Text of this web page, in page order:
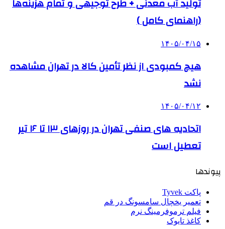
تولید آب معدنی + طرح توجیهی و تمام هزینه‌ها
(راهنمای کامل )
۱۴۰۵/۰۴/۱۵
هیچ کمبودی از نظر تأمین کالا در تهران مشاهده
نشد
۱۴۰۵/۰۴/۱۲
اتحادیه های صنفی تهران در روزهای ۱۳ تا ۱۶ تیر
تعطیل است
پیوندها
پاکت Tyvek
تعمیر یخچال سامسونگ در قم
فیلم ترموفرمینگ نرم
کاغذ تایوک